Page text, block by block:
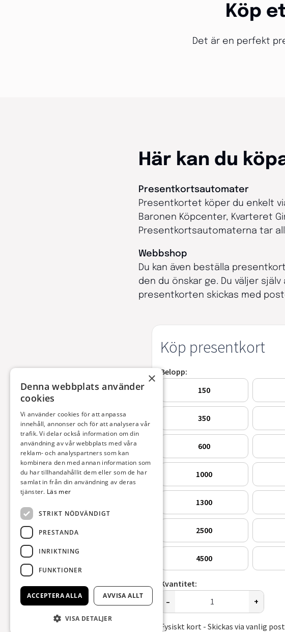
Köp
Det är en perfekt
Här kan du
Presentkortsautomater
Presentkortet köper du enkelt
Baronen Köpcenter, Kvarteret
Presentkortsautomaterna tar
Webbshop
Du kan även beställa
den du önskar ge. Du väljer
presentkorten skickas med
×
Denna webbplats använder
cookies
Vi använder cookies för att anpassa
innehåll, annonser och för att analysera vår
trafik. Vi delar också information om din
användning av vår webbplats med våra
reklam- och analyspartners som kan
kombinera den med annan information som
du har tillhandahållit dem eller som de har
samlat in från din användning av deras
tjänster. Läs mer
STRIKT NÖDVÄNDIGT
PRESTANDA
INRIKTNING
FUNKTIONER
ACCEPTERA ALLA AVVISA ALLT
VISA DETALJER